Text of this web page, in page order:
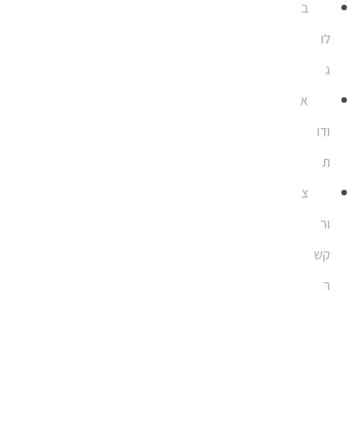
ב
לו
ג
א
ודו
ת
צ
ור
קש
ר